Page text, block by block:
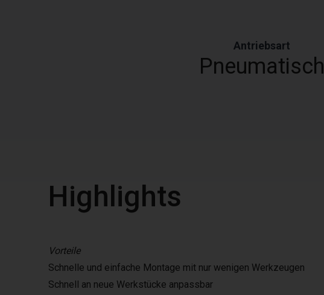
Antriebsart
Pneumatisch
Highlights
Vorteile
Schnelle und einfache Montage mit nur wenigen Werkzeugen
Schnell an neue Werkstücke anpassbar